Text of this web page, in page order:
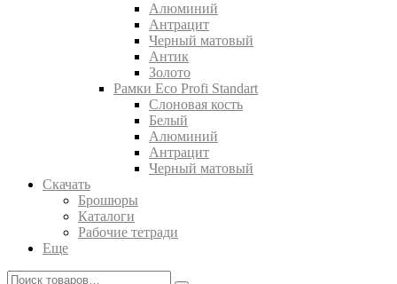
Алюминий
Антрацит
Черный матовый
Антик
Золото
Рамки Eco Profi Standart
Слоновая кость
Белый
Алюминий
Антрацит
Черный матовый
Скачать
Брошюры
Каталоги
Рабочие тетради
Еще